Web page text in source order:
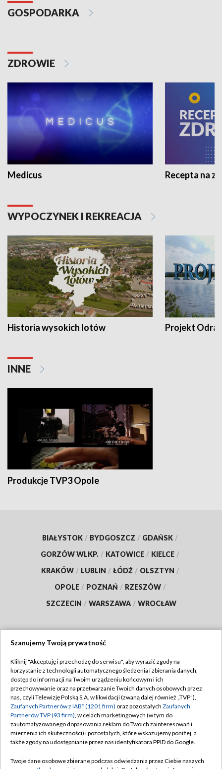
GOSPODARKA
ZDROWIE
Medicus Recepta na
WYPOCZYNEK I REKREACJA
Historia wysokich lotów Projekt Odra
INNE
Produkcje TVP3 Opole
BIAŁYSTOK / BYDGOSZCZ / GDAŃSK /
GORZÓW WLKP. / KATOWICE / KIELCE /
KRAKÓW / LUBLIN / ŁÓDŹ / OLSZTYN /
OPOLE / POZNAŃ / RZESZÓW /
SZCZECIN / WARSZAWA / WROCŁAW
TVP
Abonament TVP
Emisja w TVP
Centrum informacji TVP
Naziemna Telewizja Cyfrowa
Regulamin TVP
Polityka prywatności
Moje zgody
Pomoc
Szanujemy Twoją prywatność
Kliknij "Akceptuję i przechodzę do serwisu", aby wyrazić zgody na
korzystanie z technologii automatycznego śledzenia i zbierania danych,
dostęp do informacji na Twoim urządzeniu końcowym i ich
przechowywanie oraz na przetwarzanie Twoich danych osobowych przez
nas, czyli Telewizję Polską S.A. w likwidacji (zwaną dalej również „TVP”),
Zaufanych Partnerów z IAB* (1201 firm) oraz pozostałych Zaufanych
Partnerów TVP (93 firm), w celach marketingowych (w tym do
zautomatyzowanego dopasowania reklam do Twoich zainteresowań i
mierzenia ich skuteczności) i pozostałych, które wskazujemy poniżej, a
także zgody na udostępnianie przez nas identyfikatora PPID do Google.
Twoje dane osobowe zbierane podczas odwiedzania przez Ciebie naszych